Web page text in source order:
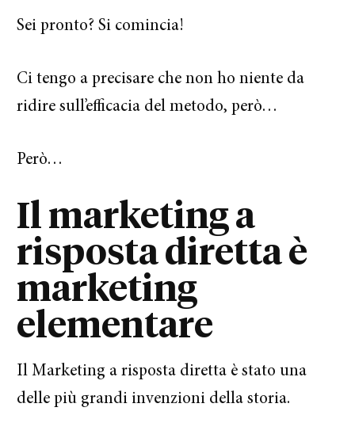
Sei pronto? Si comincia!
Ci tengo a precisare che non ho niente da
ridire sull’efficacia del metodo, però…
Però…
Il marketing a
risposta diretta è
marketing
elementare
Il Marketing a risposta diretta è stato una
delle più grandi invenzioni della storia.